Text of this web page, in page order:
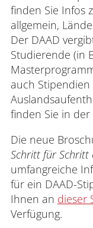
finden Sie Infos
allgemein,
Der DAAD
Studierende (in
auch
finden Sie in der
Die neue
Schritt für Schritt
umfangreiche
für ein DAAD-
Ihnen an dieser
Verfügung.
Informatik